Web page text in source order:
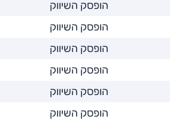
הופסק השיווק
הופסק השיווק
הופסק השיווק
הופסק השיווק
הופסק השיווק
הופסק השיווק